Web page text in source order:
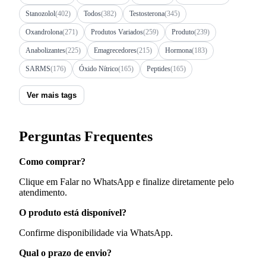
Stanozolol(402) Todos(382) Testosterona(345)
Oxandrolona(271) Produtos Variados(259) Produto(239)
Anabolizantes(225) Emagrecedores(215) Hormona(183)
SARMS(176) Óxido Nítrico(165) Peptides(165)
Ver mais tags
Perguntas Frequentes
Como comprar?
Clique em Falar no WhatsApp e finalize diretamente pelo
atendimento.
O produto está disponível?
Confirme disponibilidade via WhatsApp.
Qual o prazo de envio?